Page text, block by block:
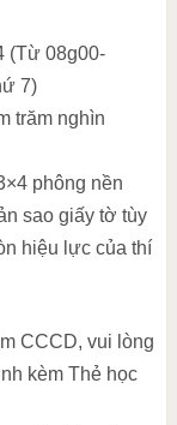
(Từ 08g00-
7)
trăm nghìn
phông nền
sao giấy tờ tùy
hiệu lực của thí
CCCD, vui lòng
kèm Thẻ học